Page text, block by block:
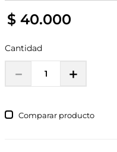
$ 40.000
Cantidad
＋
－
Comparar